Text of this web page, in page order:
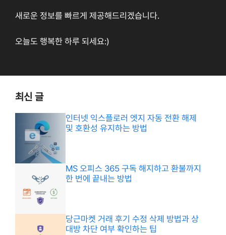
새로운 정보를 빠르게 제공해드리겠습니다.
오늘도 행복한 하루 되세요:)
최신 글
인터넷 익스플로러 엣지 자동 전환 해제
및 호환성 유지하는 방법
MS 오피스 365 구독 해지하고 환불까지
한 번에 끝내는 방법
당근마켓 거래 후기 수정 삭제 방법과 상
대방 차단 여부 확인하는 팁